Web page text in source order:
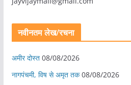
नवीनतम लेख/रचना
अमीर दोस्त 08/08/2026
नागपंचमी, ​विष से अमृत तक 08/08/2026